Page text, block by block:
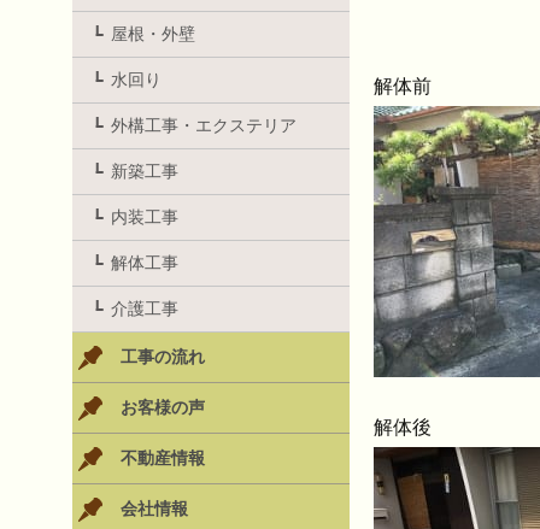
解体前
解体後
屋根・外壁
水回り
外構工事・エクステリア
新築工事
内装工事
解体工事
介護工事
工事の流れ
お客様の声
不動産情報
会社情報